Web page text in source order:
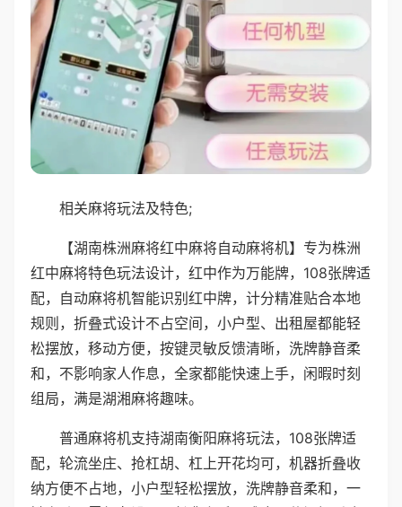
相关麻将玩法及特色;
【湖南株洲麻将红中麻将自动麻将机】专为株洲
红中麻将特色玩法设计，红中作为万能牌，108张牌适
配，自动麻将机智能识别红中牌，计分精准贴合本地
规则，折叠式设计不占空间，小户型、出租屋都能轻
松摆放，移动方便，按键灵敏反馈清晰，洗牌静音柔
和，不影响家人作息，全家都能快速上手，闲暇时刻
组局，满是湖湘麻将趣味。
普通麻将机支持湖南衡阳麻将玩法，108张牌适
配，轮流坐庄、抢杠胡、杠上开花均可，机器折叠收
纳方便不占地，小户型轻松摆放，洗牌静音柔和，一